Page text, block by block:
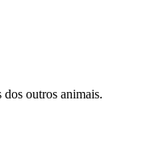
dos outros animais.